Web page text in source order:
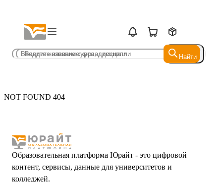
Найти
Найти
NOT FOUND 404
Образовательная платформа Юрайт - это цифровой
контент, сервисы, данные для университетов и
колледжей.